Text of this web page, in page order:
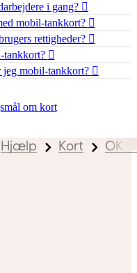
i gang?
mobil-tankkort?
rettigheder?
jeg mobil-tankkort?
om kort
Hjælp Kort OK